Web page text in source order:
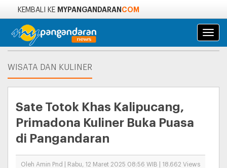
KEMBALI KE MYPANGANDARAN COM
WISATA DAN KULINER
Sate Totok Khas Kalipucang,
Primadona Kuliner Buka Puasa
di Pangandaran
Oleh Amin Pnd | Rabu, 12 Maret 2025 08:56 WIB | 18.662 Views